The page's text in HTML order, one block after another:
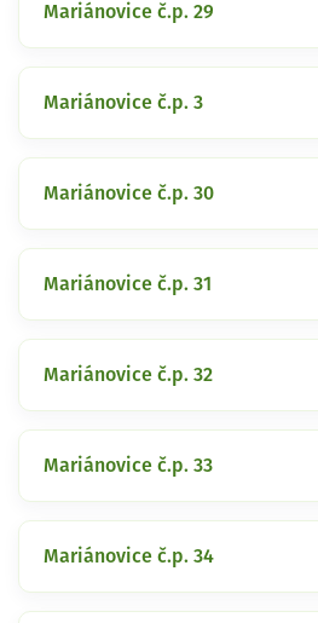
Mariánovice č.p. 29
Mariánovice č.p. 3
Mariánovice č.p. 30
Mariánovice č.p. 31
Mariánovice č.p. 32
Mariánovice č.p. 33
Mariánovice č.p. 34